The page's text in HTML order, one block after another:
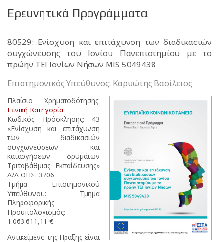
Ερευνητικά Προγράμματα
80529: Ενίσχυση και επιτάχυνση των διαδικασιών
συγχώνευσης του Ιονίου Πανεπιστημίου με το
πρώην ΤΕΙ Ιονίων Νήσων MIS 5049438
Επιστημονικός Υπεύθυνος: Καρυώτης Βασίλειος
Πλαίσιο Χρηματοδότησης:
Γενική Κατηγορία
Κωδικός Πρόσκλησης: 43
«Ενίσχυση και επιτάχυνση
των διαδικασιών
συγχωνεύσεων και
καταργήσεων Ιδρυμάτων
Τριτοβάθμιας Εκπαίδευσης»
Α/Α ΟΠΣ: 3706
Τμήμα Επιστημονικού
Υπεύθυνου: Τμήμα
Πληροφορικής
Προϋπολογισμός:
1.063.611,11 €
Αντικείμενο της Πράξης είναι